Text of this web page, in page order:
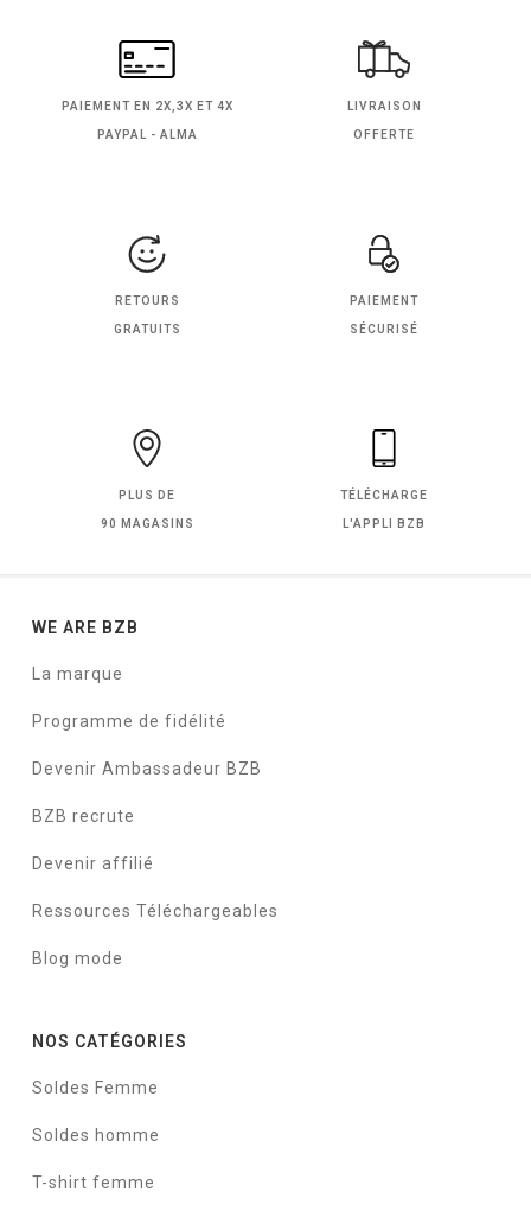
PAIEMENT EN 2X,3X ET 4X
PAYPAL - ALMA
LIVRAISON
OFFERTE
RETOURS
GRATUITS
PAIEMENT
SÉCURISÉ
PLUS DE
90 MAGASINS
TÉLÉCHARGE
L'APPLI BZB
WE ARE BZB
La marque
Programme de fidélité
Devenir Ambassadeur BZB
BZB recrute
Devenir affilié
Ressources Téléchargeables
Blog mode
NOS CATÉGORIES
Soldes Femme
Soldes homme
T-shirt femme